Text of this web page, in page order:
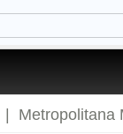
Metropolitana